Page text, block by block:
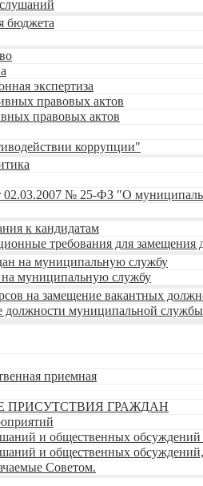
бюджета
экспертиза
правовых актов
правовых актов
коррупции"
02.03.2007 № 25-ФЗ "О
к кандидатам
требования для
на муниципальную службу
муниципальную службу
на замещение вакантных
должности муниципальной службы
приемная
ПРИСУТСТВИЯ ГРАЖДАН
и общественных обсуждений
и общественных
Советом.